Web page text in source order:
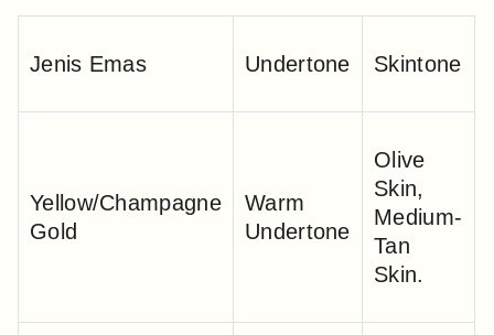
Jenis Emas Undertone Skintone
Yellow/Champagne
Gold
Warm
Undertone
Olive
Skin,
Medium-
Tan
Skin.